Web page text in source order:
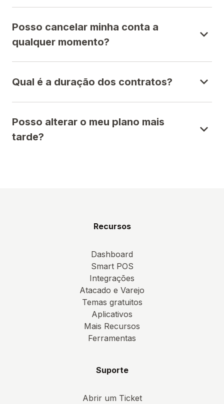
Posso cancelar minha conta a
qualquer momento?
Qual é a duração dos contratos?
Posso alterar o meu plano mais
tarde?
Recursos
Dashboard
Smart POS
Integrações
Atacado e Varejo
Temas gratuitos
Aplicativos
Mais Recursos
Ferramentas
Suporte
Abrir um Ticket